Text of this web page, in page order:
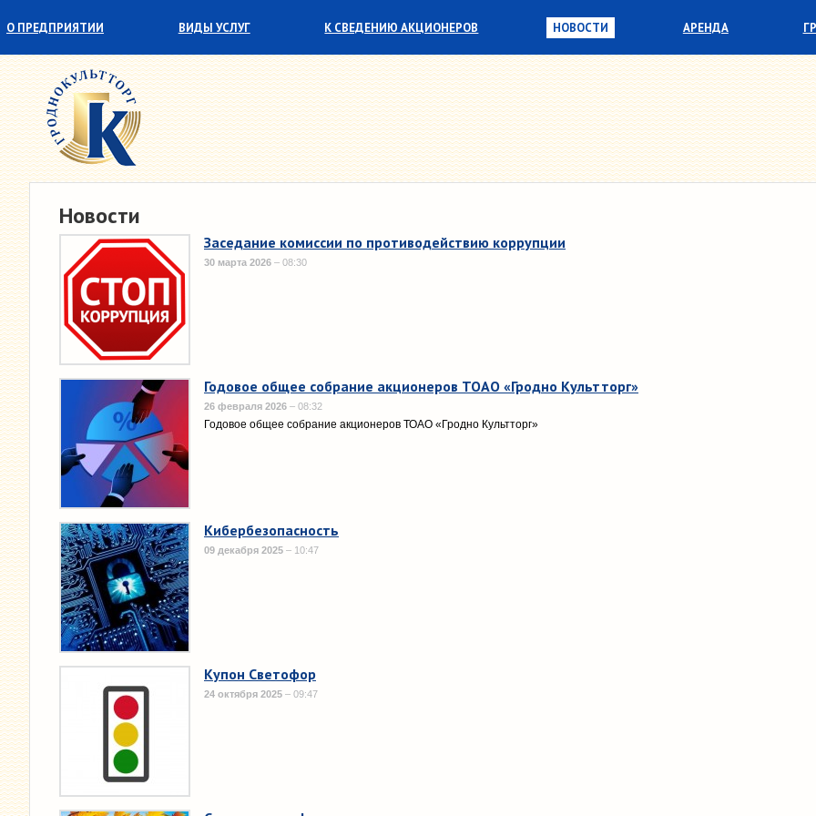
О ПРЕДПРИЯТИИ
СОТРУДНИЧЕСТВО
ПАРТНЕРЫ
ВИДЫ УСЛУГ К СВЕДЕНИЮ АКЦИОНЕРОВ НОВОСТИ АРЕНДА
Новости
Заседание комиссии по противодействию коррупции
30 марта 2026 – 08:30
Годовое общее собрание акционеров ТОАО «Гродно Культторг»
26 февраля 2026 – 08:32
Годовое общее собрание акционеров ТОАО «Гродно Культторг»
Кибербезопасность
09 декабря 2025 – 10:47
Купон Светофор
24 октября 2025 – 09:47